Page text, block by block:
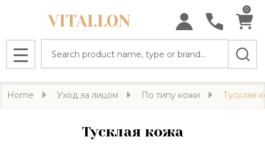
VITALLON
0
MENU
Home Уход за лицом По типу кожи Тусклая
Тусклая кожа